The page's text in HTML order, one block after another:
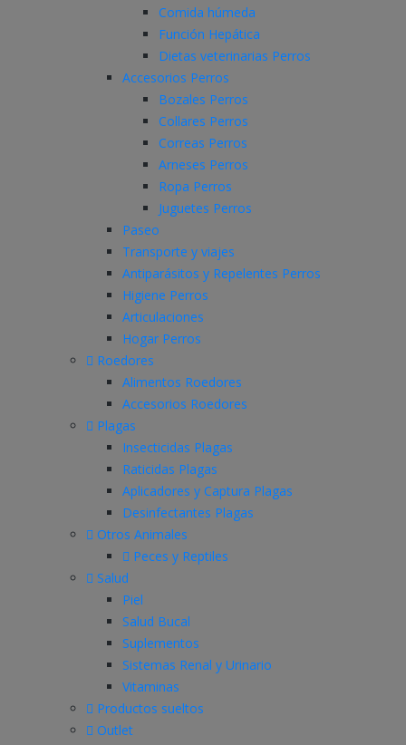
Comida húmeda
Función Hepática
Dietas veterinarias Perros
Accesorios Perros
Bozales Perros
Collares Perros
Correas Perros
Arneses Perros
Ropa Perros
Juguetes Perros
Paseo
Transporte y viajes
Antiparásitos y Repelentes Perros
Higiene Perros
Articulaciones
Hogar Perros
Roedores
Alimentos Roedores
Accesorios Roedores
Plagas
Insecticidas Plagas
Raticidas Plagas
Aplicadores y Captura Plagas
Desinfectantes Plagas
Otros Animales
Peces y Reptiles
Salud
Piel
Salud Bucal
Suplementos
Sistemas Renal y Urinario
Vitaminas
Productos sueltos
Outlet